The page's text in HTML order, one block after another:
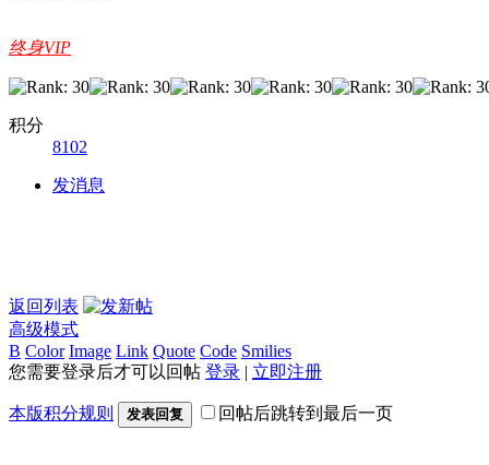
终身VIP
积分
8102
发消息
返回列表
高级模式
B Color Image Link Quote Code Smilies
您需要登录后才可以回帖 登录 | 立即注册
本版积分规则 发表回复 回帖后跳转到最后一页